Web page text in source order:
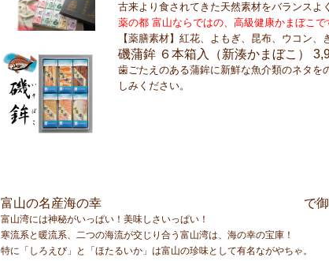
古来より食されてきた天然素材をバランスよ
薬の都 富山ならではの、高級健康かまぼこで
【薬膳素材】紅花、よもぎ、昆布、ウコン、
磯蒲鉾 ６本箱入（新湊かまぼこ）
歯ごたえのある蒲鉾に新鮮な魚介類のネタ
しみください。
富山の名産海の幸 で
富山湾には神秘がいっぱい！美味しさいっぱい！
寒流系と暖流系、 二つの海流が交じり合う 富山湾は、海の幸の宝庫！
特に「しろえび」と「ほたるいか」は富山の珍味として有名ながやちゃ。